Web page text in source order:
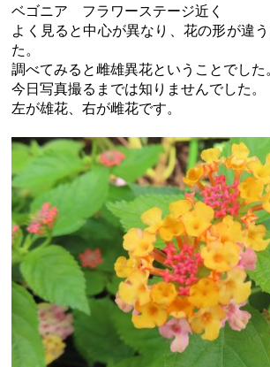
ベゴニア フラワーステージ近く
よく見ると中心が異なり、花の形が違
た。
調べてみると雌雄異花ということでした。
今日写真撮るまでは知りませんでした。
左が雄花、右が雌花です。